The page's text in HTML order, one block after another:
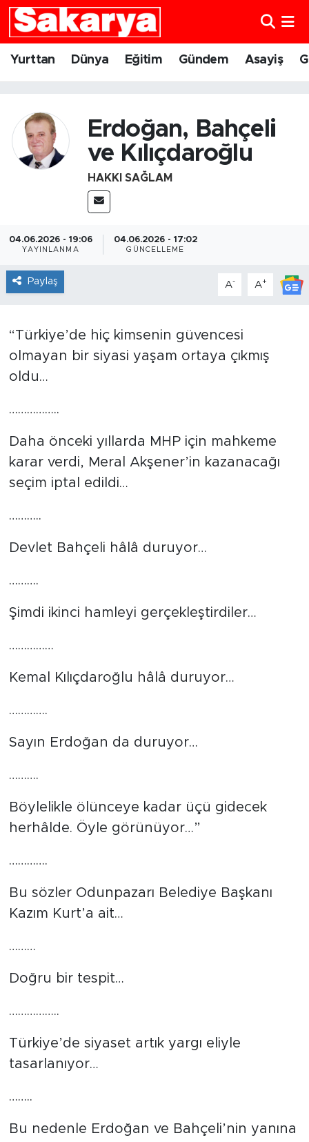
Yurttan Dünya Eğitim Gündem Asayiş
Erdoğan, Bahçeli
ve Kılıçdaroğlu
HAKKI SAĞLAM
04.06.2026 - 19:06
YAYINLANMA
04.06.2026 - 17:02
GÜNCELLEME
Paylaş A- A+
“Türkiye’de hiç kimsenin güvencesi
olmayan bir siyasi yaşam ortaya çıkmış
oldu…
……………..
Daha önceki yıllarda MHP için mahkeme
karar verdi, Meral Akşener’in kazanacağı
seçim iptal edildi…
………..
Devlet Bahçeli hâlâ duruyor…
……….
Şimdi ikinci hamleyi gerçekleştirdiler…
……………
Kemal Kılıçdaroğlu hâlâ duruyor…
………….
Sayın Erdoğan da duruyor…
……….
Böylelikle ölünceye kadar üçü gidecek
herhâlde. Öyle görünüyor…”
………….
Bu sözler Odunpazarı Belediye Başkanı
Kazım Kurt’a ait…
………
Doğru bir tespit…
……………..
Türkiye’de siyaset artık yargı eliyle
tasarlanıyor…
……..
Bu nedenle Erdoğan ve Bahçeli’nin yanına
Yurttan
Eğitim
Gündem
Eskişehirspor
Tarihçe
Foto Şaka
Teknoloji
Eskişehir Nöbetçi Eczaneler
Eskişehir Namaz Vakitleri
Eskişehir Trafik Yoğunluk Haritası
Süper Lig Puan Durumu ve Fikstür